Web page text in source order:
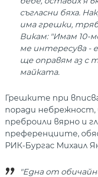
съгласни бяха.
има грешки,
Викам: "Имам 10-
ме интересува -
ще оправям аз с
майката.
Грешките при
поради небрежност,
преброили вярно и
преференциите,
РИК-Бургас Михаил
"Една от